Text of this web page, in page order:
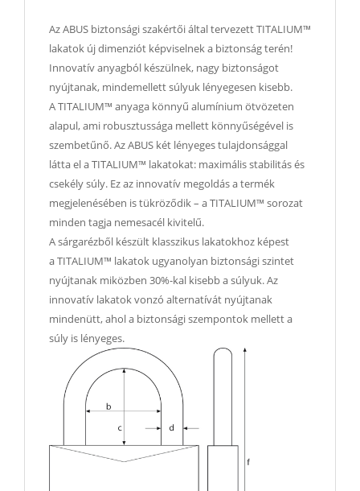
Az ABUS biztonsági szakértői által tervezett TITALIUM™
lakatok új dimenziót képviselnek a biztonság terén!
Innovatív anyagból készülnek, nagy biztonságot
nyújtanak, mindemellett súlyuk lényegesen kisebb.
A TITALIUM™ anyaga könnyű alumínium ötvözeten
alapul, ami robusztussága mellett könnyűségével is
szembetűnő. Az ABUS két lényeges tulajdonsággal
látta el a TITALIUM™ lakatokat: maximális stabilitás és
csekély súly. Ez az innovatív megoldás a termék
megjelenésében is tükröződik – a TITALIUM™ sorozat
minden tagja nemesacél kivitelű.
A sárgarézből készült klasszikus lakatokhoz képest
a TITALIUM™ lakatok ugyanolyan biztonsági szintet
nyújtanak miközben 30%-kal kisebb a súlyuk. Az
innovatív lakatok vonzó alternatívát nyújtanak
mindenütt, ahol a biztonsági szempontok mellett a
súly is lényeges.